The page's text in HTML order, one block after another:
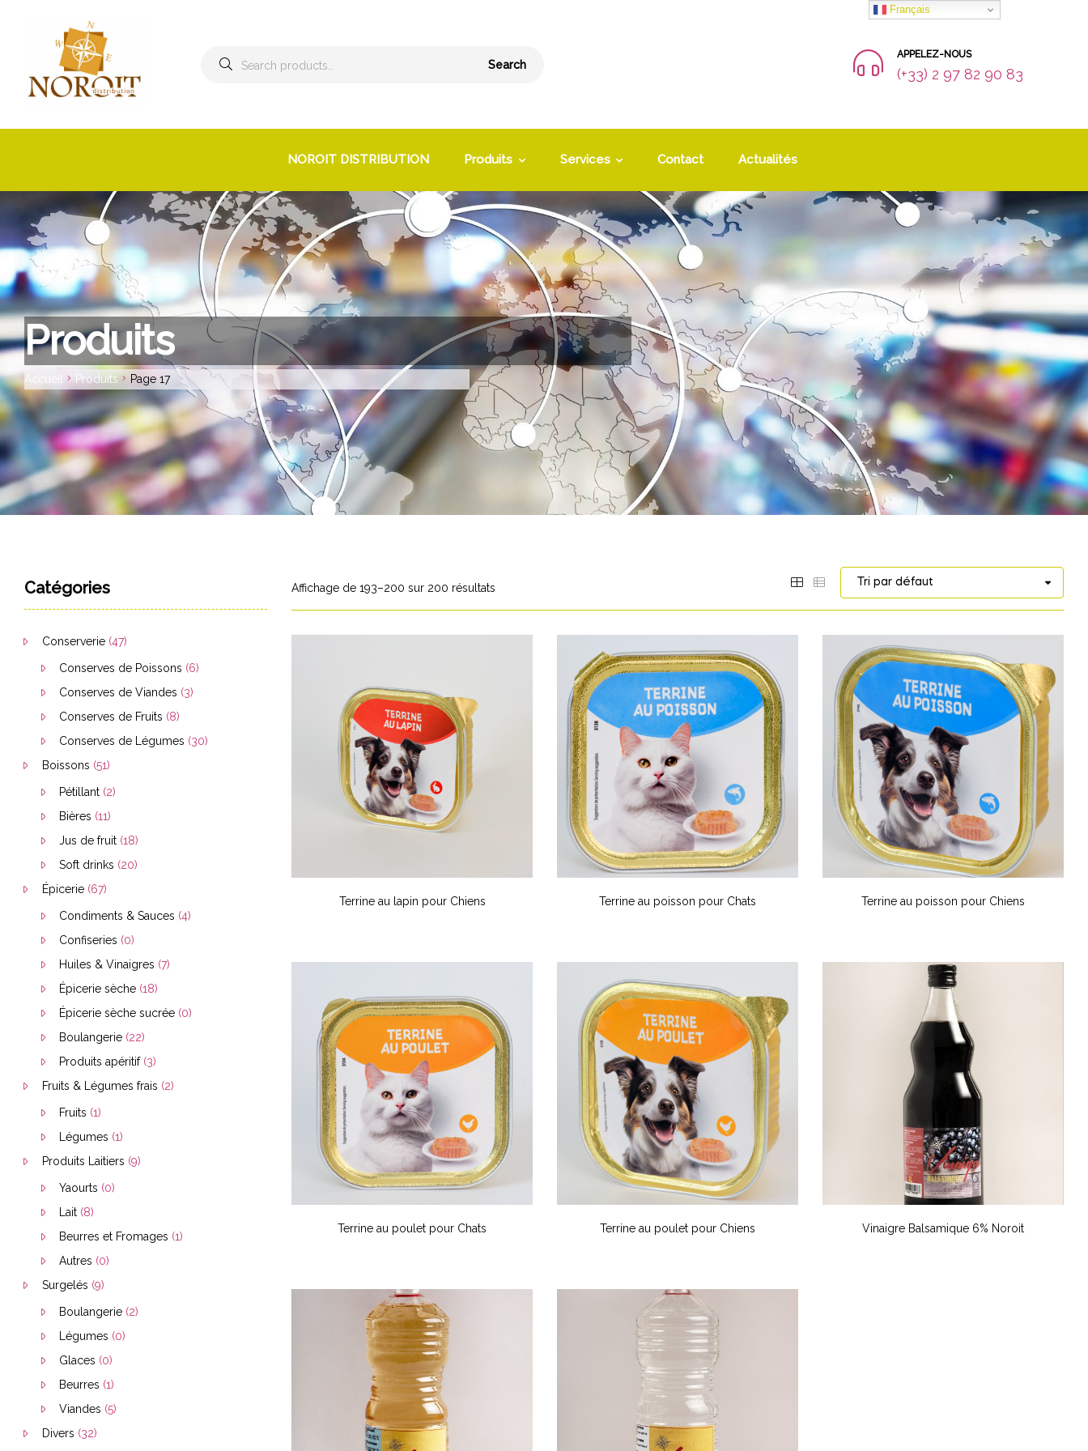
Search
Search
APPELEZ-NOUS
(+33) 2 97 82 90 83
NOROIT DISTRIBUTION Produits Services Contact Actualités
Produits
Accueil Produits Page 17
Affichage de 193–200 sur 200 résultats
Terrine au lapin pour Chiens Terrine au poisson pour Chats Terrine au poisson pour Chiens
Terrine au poulet pour Chats Terrine au poulet pour Chiens Vinaigre Balsamique 6% Noroit
Catégories
Conserverie (47)
Conserves de Poissons (6)
Conserves de Viandes (3)
Conserves de Fruits (8)
Conserves de Légumes (30)
Boissons (51)
Pétillant (2)
Bières (11)
Jus de fruit (18)
Soft drinks (20)
Épicerie (67)
Condiments & Sauces (4)
Confiseries (0)
Huiles & Vinaigres (7)
Épicerie sèche (18)
Épicerie sèche sucrée (0)
Boulangerie (22)
Produits apéritif (3)
Fruits & Légumes frais (2)
Fruits (1)
Légumes (1)
Produits Laitiers (9)
Yaourts (0)
Lait (8)
Beurres et Fromages (1)
Autres (0)
Surgelés (9)
Boulangerie (2)
Légumes (0)
Glaces (0)
Beurres (1)
Viandes (5)
Divers (32)
Français